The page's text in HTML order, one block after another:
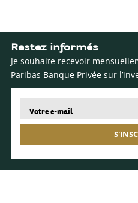
Restez informés
Je souhaite recevoir
Paribas Banque Privée sur